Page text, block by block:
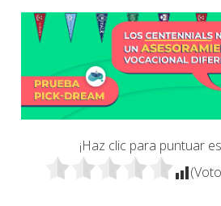
¡Haz clic para puntuar